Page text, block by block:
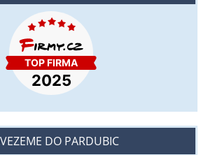
DO PARDUBIC